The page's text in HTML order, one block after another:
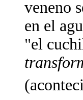
veneno
en el
"el